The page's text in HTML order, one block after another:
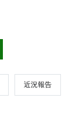
近況報告